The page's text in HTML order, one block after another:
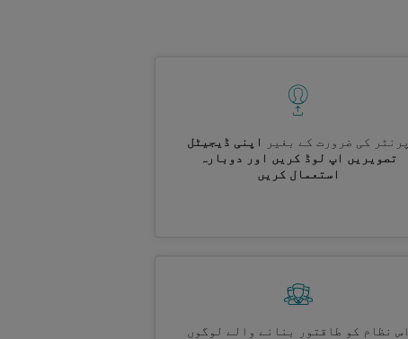
پرنٹر کی ضرورت کے بغیر
اپنی ڈیجیٹل
تصویریں اپ لوڈ کریں اور دوبارہ
استعمال کریں
اس نظام کو طاقتور بنانے والے لوگوں